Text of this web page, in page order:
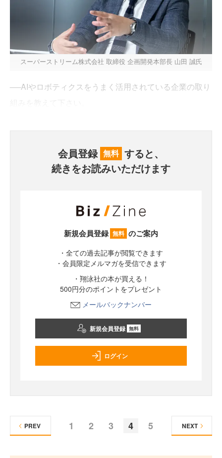
スーパーストリーム株式会社 取締役 企画開発本部長 山田 誠氏
──AIやロボティクスをうまく活用されている企業の取り
会員登録 無料 すると、
続きをお読みいただけます
新規会員登録 無料 のご案内
・全ての過去記事が閲覧できます
・会員限定メルマガを受信できます
・翔泳社の本が買える！
500円分のポイントをプレゼント
メールバックナンバー
新規会員登録 無料
ログイン
1 2 3 4 5
PREV NEXT